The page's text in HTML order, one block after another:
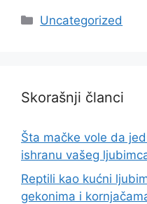
Categories
Uncategorized
Skorašnji članci
Šta mačke vole da
ishranu vašeg
Reptili kao kućni
gekonima i